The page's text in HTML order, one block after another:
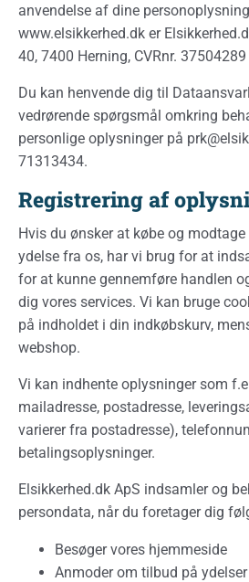
anvendelse af dine
www.elsikkerhed.dk er
40, 7400 Herning, CVRnr. 37504289
Du kan henvende dig til
vedrørende spørgsmål omkring
personlige oplysninger på
71313434.
Registrering af
Hvis du ønsker at købe og
ydelse fra os, har vi brug for at
for at kunne gennemføre handlen
dig vores services. Vi kan bruge
på indholdet i din indkøbskurv,
webshop.
Vi kan indhente oplysninger som
mailadresse, postadresse,
varierer fra postadresse),
betalingsoplysninger.
Elsikkerhed.dk ApS indsamler og
persondata, når du foretager dig
Besøger vores hjemmeside
Anmoder om tilbud på ydelser